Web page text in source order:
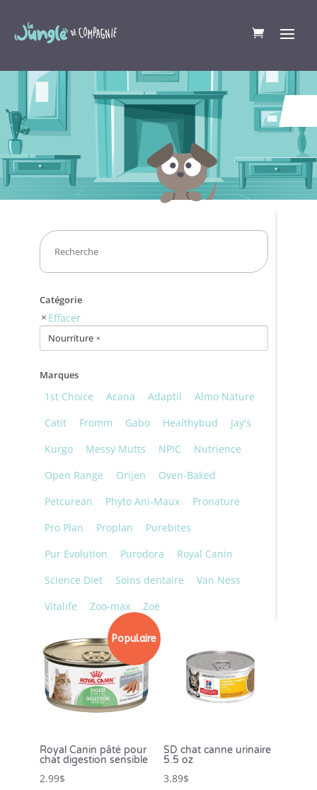
Catégorie
Effacer
Nourriture ×
Marques
1st Choice Acana Adaptil
Almo Nature
Catit
Fromm Gabo Healthybud
Jay's
Kurgo
Messy Mutts NPIC
Nutrience
Open Range
Orijen
Oven-Baked
Petcurean
Phyto Ani-Maux
Pronature
Pro Plan
Proplan
Purebites
Pur Evolution
Purodora
Royal Canin
Science Diet
Soins dentaire
Van Ness
Vitalife
Zoo-max Zoë
Populaire
Royal Canin pâté pour
chat digestion sensible
2.99$
SD chat canne urinaire
5.5 oz
3.89$